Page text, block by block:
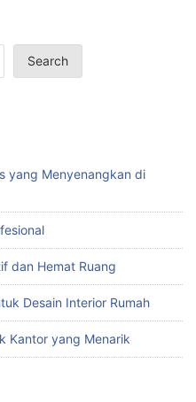
Search
yang Menyenangkan di
dan Hemat Ruang
Desain Interior Rumah
Kantor yang Menarik